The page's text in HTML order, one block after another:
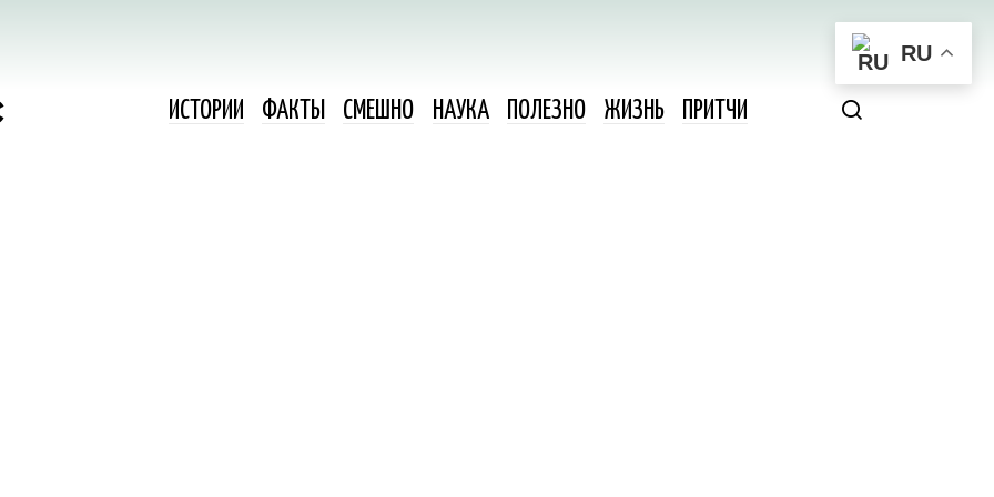
ИСТОРИИ ФАКТЫ СМЕШНО НАУКА ПОЛЕЗНО ЖИЗНЬ ПРИТЧИ
RU